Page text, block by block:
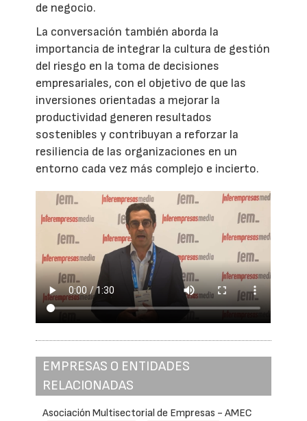
de negocio.
La conversación también aborda la
importancia de integrar la cultura de gestión
del riesgo en la toma de decisiones
empresariales, con el objetivo de que las
inversiones orientadas a mejorar la
productividad generen resultados
sostenibles y contribuyan a reforzar la
resiliencia de las organizaciones en un
entorno cada vez más complejo e incierto.
EMPRESAS O ENTIDADES
RELACIONADAS
Asociación Multisectorial de Empresas - AMEC